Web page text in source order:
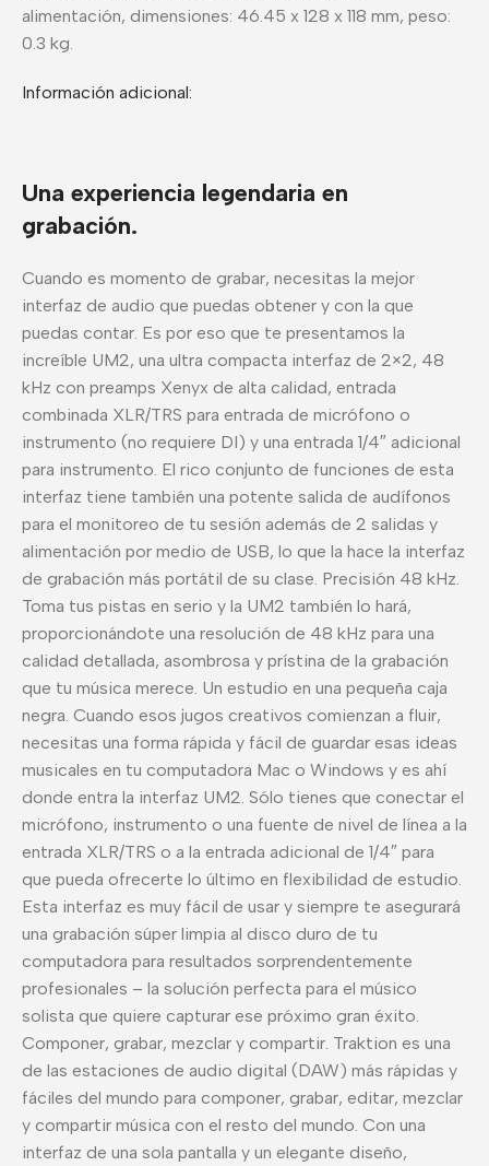
alimentación, dimensiones: 46.45 x 128 x 118 mm, peso:
0.3 kg.
Información adicional:
Una experiencia legendaria en
grabación.
Cuando es momento de grabar, necesitas la mejor
interfaz de audio que puedas obtener y con la que
puedas contar. Es por eso que te presentamos la
increíble UM2, una ultra compacta interfaz de 2×2, 48
kHz con preamps Xenyx de alta calidad, entrada
combinada XLR/TRS para entrada de micrófono o
instrumento (no requiere DI) y una entrada 1/4″ adicional
para instrumento. El rico conjunto de funciones de esta
interfaz tiene también una potente salida de audífonos
para el monitoreo de tu sesión además de 2 salidas y
alimentación por medio de USB, lo que la hace la interfaz
de grabación más portátil de su clase. Precisión 48 kHz.
Toma tus pistas en serio y la UM2 también lo hará,
proporcionándote una resolución de 48 kHz para una
calidad detallada, asombrosa y prístina de la grabación
que tu música merece. Un estudio en una pequeña caja
negra. Cuando esos jugos creativos comienzan a fluir,
necesitas una forma rápida y fácil de guardar esas ideas
musicales en tu computadora Mac o Windows y es ahí
donde entra la interfaz UM2. Sólo tienes que conectar el
micrófono, instrumento o una fuente de nivel de línea a la
entrada XLR/TRS o a la entrada adicional de 1/4″ para
que pueda ofrecerte lo último en flexibilidad de estudio.
Esta interfaz es muy fácil de usar y siempre te asegurará
una grabación súper limpia al disco duro de tu
computadora para resultados sorprendentemente
profesionales – la solución perfecta para el músico
solista que quiere capturar ese próximo gran éxito.
Componer, grabar, mezclar y compartir. Traktion es una
de las estaciones de audio digital (DAW) más rápidas y
fáciles del mundo para componer, grabar, editar, mezclar
y compartir música con el resto del mundo. Con una
interfaz de una sola pantalla y un elegante diseño,